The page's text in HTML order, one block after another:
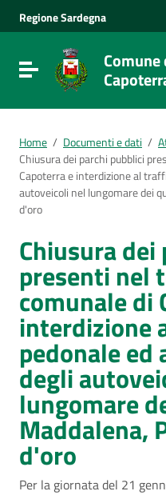
Vai alla navigazione del
Vai al Footer
RegioneSardegna
Visualizza/nascondiComune
Home / Documenti e dati /
Chiusura dei parchi pubblici
Capoterra e interdizione al
autoveicoli nel lungomare dei
d'oro
Chiusura
presenti nel
comunale di
interdizione
pedonale ed
degli
lungomare
Maddalena,
d'oro
Per la giornata del 21